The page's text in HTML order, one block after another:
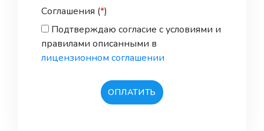
привлечению пользователей - Включен
Подтверждение номера телефона по
СМС при регистрации (1 руб.)
Система тикетов (1 руб.)
Скрипт чат-бот, помощник для
консультанта на сайте (1 руб.)
Убрать копирайт разработчика со
Соглашения (*)
Подтверждаю согласие с условиями и
правилами описанными в
лицензионном соглашении
ОПЛАТИТЬ